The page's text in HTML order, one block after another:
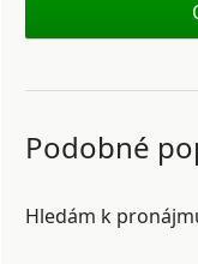
Podobné
Hledám k